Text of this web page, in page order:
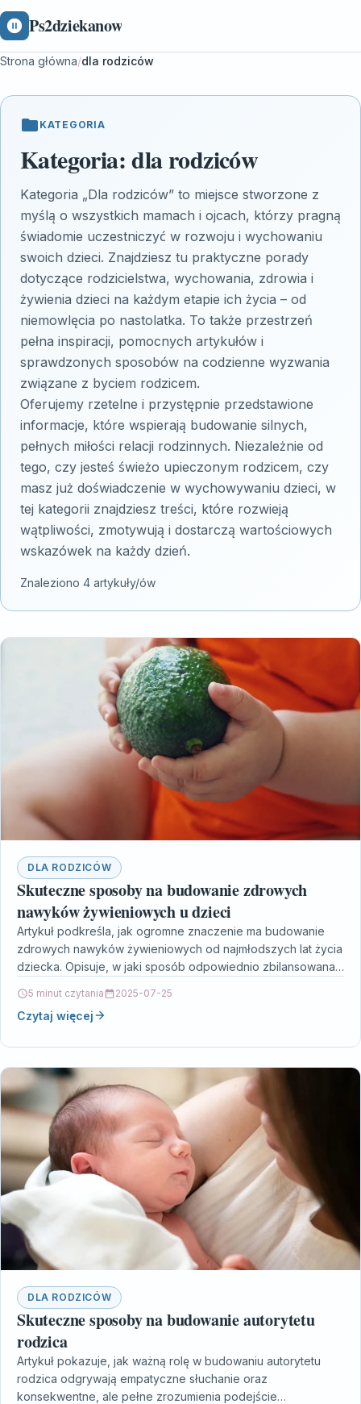
Ps2dziekanow
Strona główna/dla rodziców
KATEGORIA
Kategoria:dla rodziców
Kategoria „Dla rodziców” to miejsce stworzone z
myślą o wszystkich mamach i ojcach, którzy pragną
świadomie uczestniczyć w rozwoju i wychowaniu
swoich dzieci. Znajdziesz tu praktyczne porady
dotyczące rodzicielstwa, wychowania, zdrowia i
żywienia dzieci na każdym etapie ich życia – od
niemowlęcia po nastolatka. To także przestrzeń
pełna inspiracji, pomocnych artykułów i
sprawdzonych sposobów na codzienne wyzwania
związane z byciem rodzicem.
Oferujemy rzetelne i przystępnie przedstawione
informacje, które wspierają budowanie silnych,
pełnych miłości relacji rodzinnych. Niezależnie od
tego, czy jesteś świeżo upieczonym rodzicem, czy
masz już doświadczenie w wychowywaniu dzieci, w
tej kategorii znajdziesz treści, które rozwieją
wątpliwości, zmotywują i dostarczą wartościowych
wskazówek na każdy dzień.
Znaleziono 4 artykuły/ów
DLA RODZICÓW
Skuteczne sposoby na budowanie zdrowych
nawyków żywieniowych u dzieci
Artykuł podkreśla, jak ogromne znaczenie ma budowanie
zdrowych nawyków żywieniowych od najmłodszych lat życia
dziecka. Opisuje, w jaki sposób odpowiednio zbilansowana
5 minut czytania 2025-07-25
Czytaj więcej
DLA RODZICÓW
Skuteczne sposoby na budowanie autorytetu
rodzica
Artykuł pokazuje, jak ważną rolę w budowaniu autorytetu
rodzica odgrywają empatyczne słuchanie oraz
konsekwentne, ale pełne zrozumienia podejście